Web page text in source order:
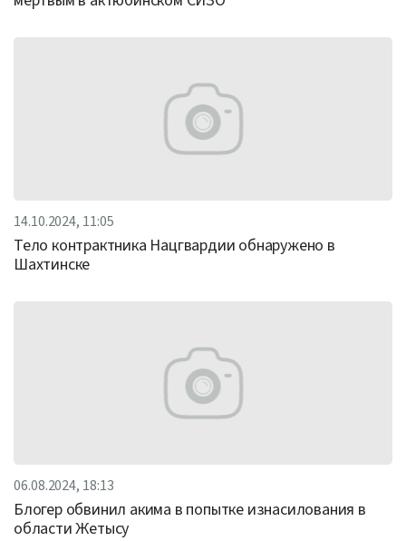
14.10.2024, 11:05
Тело контрактника Нацгвардии обнаружено в
Шахтинске
06.08.2024, 18:13
Блогер обвинил акима в попытке изнасилования в
области Жетысу